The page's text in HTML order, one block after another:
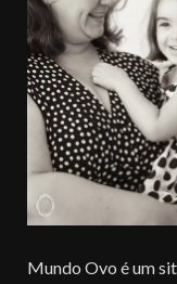
Mundo Ovo é um